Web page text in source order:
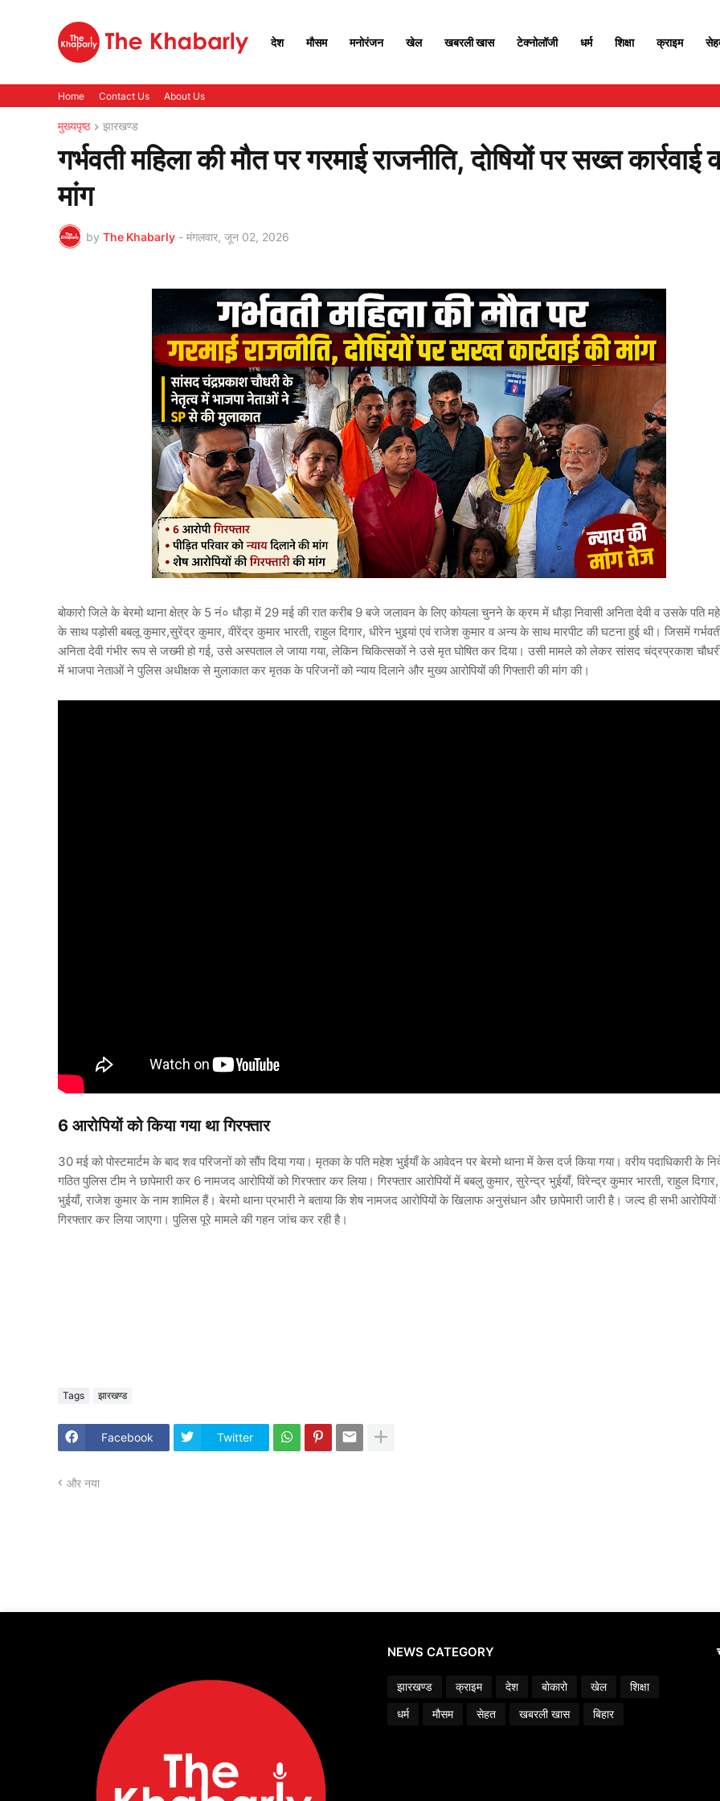
देश मौसम मनोरंजन खेल खबरली खास टेक्नोलॉजी धर्म शिक्षा क्राइम
Home Contact Us About Us
मुख्यपृष्ठ झारखण्ड
गर्भवती महिला की मौत पर गरमाई राजनीति, दोषियों पर सख्त कार्रवाई
मांग
by The Khabarly - मंगलवार, जून 02, 2026
बोकारो जिले के बेरमो थाना क्षेत्र के 5 नं० धौड़ा में 29 मई की रात करीब 9 बजे जलावन के लिए कोयला चुनने के क्रम में धौड़ा निवासी अनिता देवी व उसके पति
के साथ पड़ोसी बबलू कुमार,सुरेंद्र कुमार, वीरेंद्र कुमार भारती, राहुल दिगार, धीरेन भुइयां एवं राजेश कुमार व अन्य के साथ मारपीट की घटना हुई थी। जिसमें
अनिता देवी गंभीर रूप से जख्मी हो गई, उसे अस्पताल ले जाया गया, लेकिन चिकित्सकों ने उसे मृत घोषित कर दिया। उसी मामले को लेकर सांसद चंद्रप्रकाश
में भाजपा नेताओं ने पुलिस अधीक्षक से मुलाकात कर मृतक के परिजनों को न्याय दिलाने और मुख्य आरोपियों की गिफ्तारी की मांग की।
6 आरोपियों को किया गया था गिरफ्तार
30 मई को पोस्टमार्टम के बाद शव परिजनों को सौंप दिया गया। मृतका के पति महेश भुईयाँ के आवेदन पर बेरमो थाना में केस दर्ज किया गया। वरीय पदाधिकारी के
गठित पुलिस टीम ने छापेमारी कर 6 नामजद आरोपियों को गिरफ्तार कर लिया। गिरफ्तार आरोपियों में बबलु कुमार, सुरेन्द्र भुईयाँ, विरेन्द्र कुमार भारती, राहुल
भुईयाँ, राजेश कुमार के नाम शामिल हैं। बेरमो थाना प्रभारी ने बताया कि शेष नामजद आरोपियों के खिलाफ अनुसंधान और छापेमारी जारी है। जल्द ही सभी आरोपियों
गिरफ्तार कर लिया जाएगा। पुलिस पूरे मामले की गहन जांच कर रही है।
Tags झारखण्ड
Facebook Twitter
और नया
NEWS CATEGORY
झारखण्ड क्राइम देश बोकारो खेल
शिक्षा
धर्म
मौसम सेहत खबरली खास बिहार